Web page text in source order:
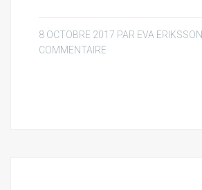
8 OCTOBRE 2017 PAR EVA ERIKSSON
COMMENTAIRE